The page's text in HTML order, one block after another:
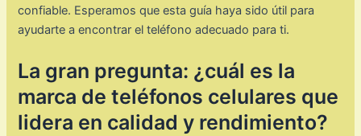
confiable. Esperamos que esta guía haya sido útil para
ayudarte a encontrar el teléfono adecuado para ti.
La gran pregunta: ¿cuál es la
marca de teléfonos celulares que
lidera en calidad y rendimiento?